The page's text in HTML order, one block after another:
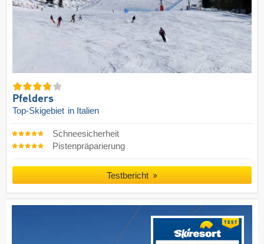
Pfelders
Top-Skigebiet in Italien
Schneesicherheit
Pistenpräparierung
Testbericht